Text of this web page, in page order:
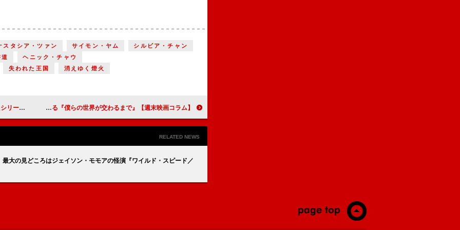
スタシア・ツァン サイモン・ヤム
シルビア・チャン
ヘニック・チャウ
失われた王国
消えゆく燈火
MCU『シャクラ』 【週末映画コラム】明治末期の北海道を舞台にした伝奇ロマン『ゴールデンカムイ』／アイゼンバーグのアイロニカルな視点が光る『僕らの世界が交わるまで』
RELATED NEWS
大の見どころはジェイソン・モモアの怪演『ワイルド・スピード／